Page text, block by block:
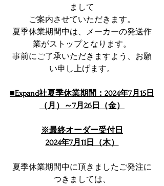
まして
ご案内させていただきます。
夏季休業期間中は、メーカーの発送作
業がストップとなります。
事前にご了承いただきますよう、お願
い申し上げます。
■Expand社夏季休業期間：2024年7月15日
（月）～7月26日（金）
※最終オーダー受付日
2024年7月11日（木）
夏季休業期間中に頂きましたご発注に
つきましては、